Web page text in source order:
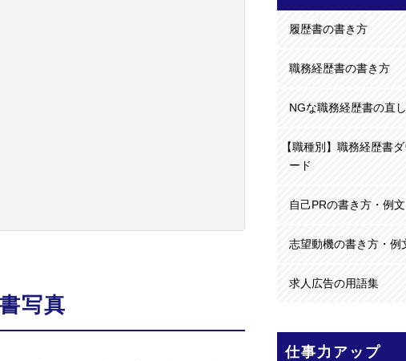
写真
履歴書の書き方
職務経歴書の書き方
NGな職務経歴書の直
【職種別】職務経歴書
ード
自己PRの書き方・例文
志望動機の書き方・例
求人広告の用語集
仕事力アップ